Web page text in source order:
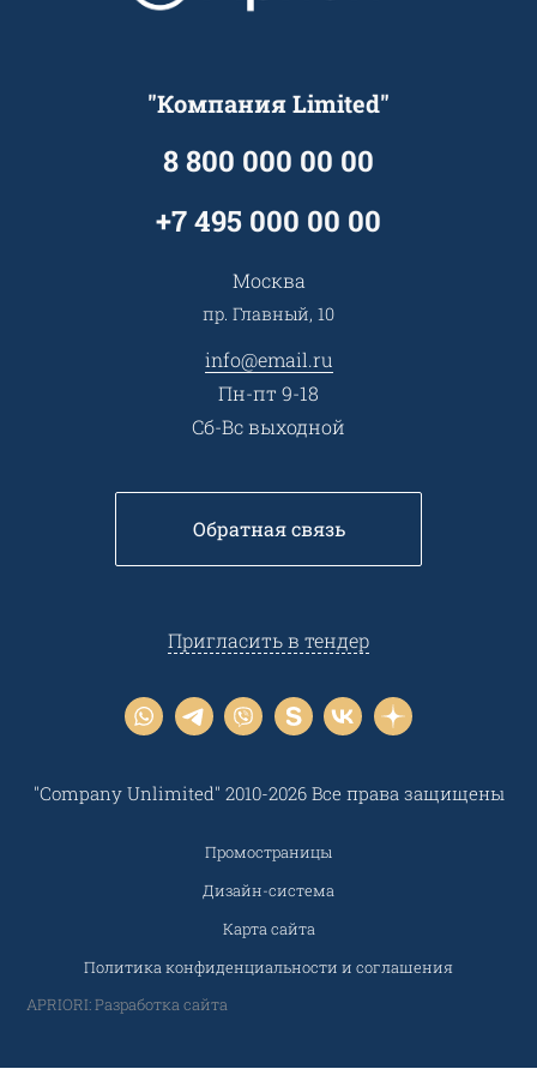
"Компания Limited"
8 800 000 00 00
+7 495 000 00 00
Москва
пр. Главный, 10
info@email.ru
Пн-пт 9-18
Сб-Вс выходной
Обратная связь
Пригласить в тендер
Презентации и каталоги
Сотрудничество
"Company Unlimited" 2010-2026 Все права защищены
Промостраницы
Дизайн-система
Карта сайта
Политика конфиденциальности и соглашения
APRIORI: Разработка сайта